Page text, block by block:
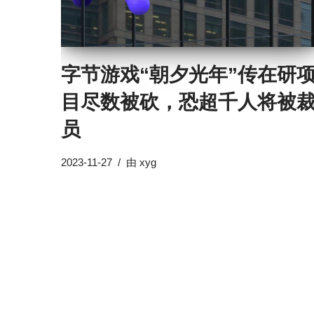
字节游戏“朝夕光年”传在研
目尽数被砍，恐超千人将被
员
2023-11-27 由 xyg